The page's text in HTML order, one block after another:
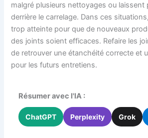
malgré plusieurs nettoyages ou laissent
derrière le carrelage. Dans ces
trop atteinte pour que de nouveaux
des joints soient efficaces. Refaire les
de retrouver une étanchéité correcte et
pour les futurs entretiens.
Résumer avec l'IA :
ChatGPT Perplexity Grok